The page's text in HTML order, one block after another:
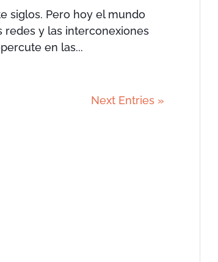
siglos. Pero hoy el mundo
redes y las interconexiones
en las...
Next Entries »